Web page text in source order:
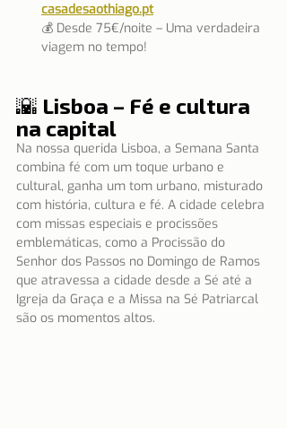
casadesaothiago.pt
💰 Desde 75€/noite – Uma verdadeira
viagem no tempo!
🌇 Lisboa – Fé e cultura
na capital
Na nossa querida Lisboa, a Semana Santa
combina fé com um toque urbano e
cultural, ganha um tom urbano, misturado
com história, cultura e fé. A cidade celebra
com missas especiais e procissões
emblemáticas, como a Procissão do
Senhor dos Passos no Domingo de Ramos
que atravessa a cidade desde a Sé até a
Igreja da Graça e a Missa na Sé Patriarcal
são os momentos altos.